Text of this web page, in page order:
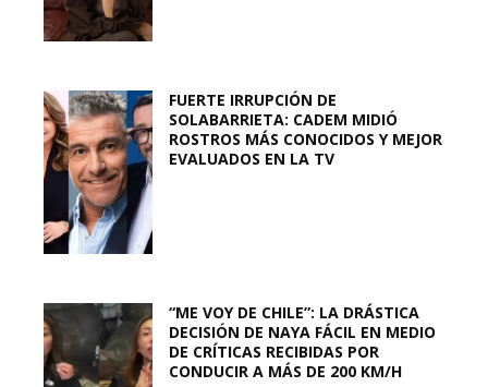
FUERTE IRRUPCIÓN DE
SOLABARRIETA: CADEM MIDIÓ
ROSTROS MÁS CONOCIDOS Y MEJOR
EVALUADOS EN LA TV
“ME VOY DE CHILE”: LA DRÁSTICA
DECISIÓN DE NAYA FÁCIL EN MEDIO
DE CRÍTICAS RECIBIDAS POR
CONDUCIR A MÁS DE 200 KM/H